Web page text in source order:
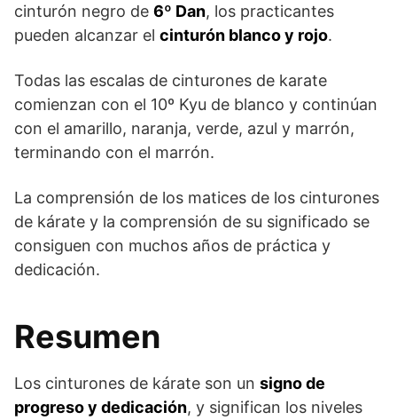
cinturón negro de 6º Dan, los practicantes
pueden alcanzar el cinturón blanco y rojo.
Todas las escalas de cinturones de karate
comienzan con el 10º Kyu de blanco y continúan
con el amarillo, naranja, verde, azul y marrón,
terminando con el marrón.
La comprensión de los matices de los cinturones
de kárate y la comprensión de su significado se
consiguen con muchos años de práctica y
dedicación.
Resumen
Los cinturones de kárate son un signo de
progreso y dedicación, y significan los niveles